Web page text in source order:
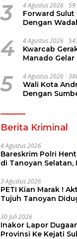
3 4 Agustus 2026
Forward Sulut
Dengan
4 4 Agustus 2026
Kwarcab
Manado
Pramuka
5 4 Agustus 2026
Wali Kota
Dengan
Berita Kriminal
4 Agustus 2026
Bareskrim Polri
di Tanoyan
3 Agustus 2026
PETI Kian Marak !
Tujuh Tanoyan
30 Juli 2026
Inakor Lapor
Provinsi Ke Kejati